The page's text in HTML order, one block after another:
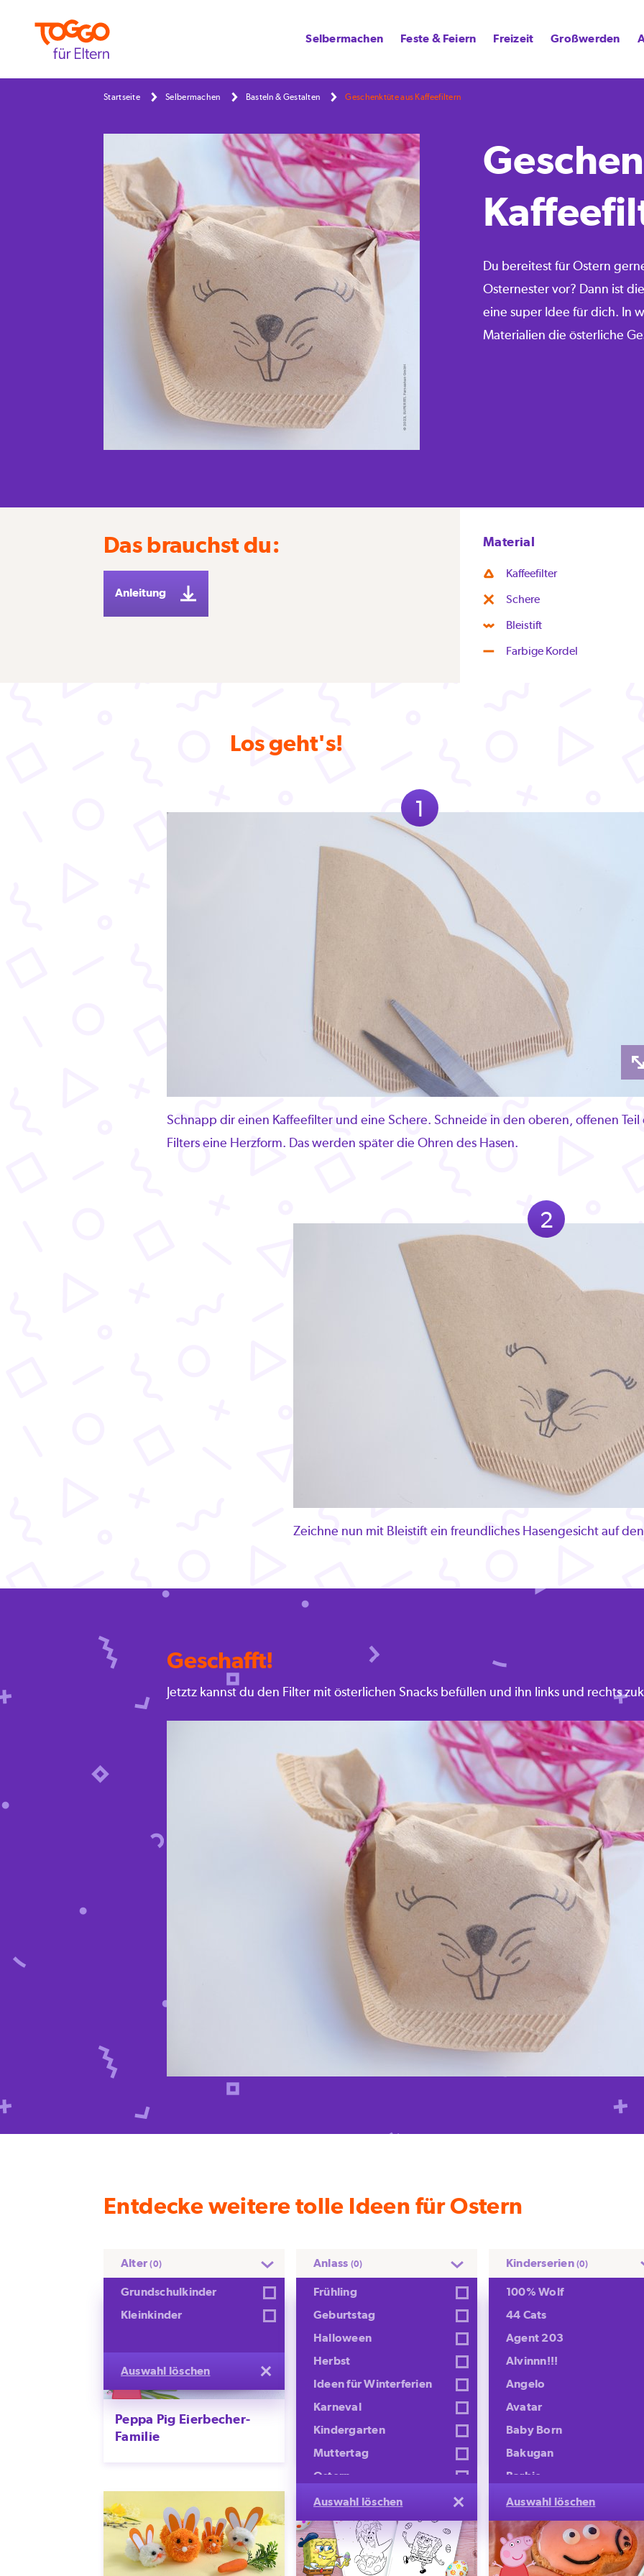
Selbermachen Feste & Feiern Freizeit Großwerden
Startseite Selbermachen Basteln & Gestalten Geschenktüte aus Kaffeefiltern
Du bereitest für Ostern
Osternester vor? Dann ist
eine super Idee für dich. In
Materialien die österliche
Material
Kaffeefilter
Schere
Bleistift
Farbige Kordel
Das brauchst du:
Anleitung
Los geht's!
1
Schnapp dir einen Kaffeefilter und eine Schere. Schneide in den oberen, offenen Teil
Filters eine Herzform. Das werden später die Ohren des Hasen.
2
Zeichne nun mit Bleistift ein freundliches Hasengesicht auf
Geschafft!
Jetztz kannst du den Filter mit österlichen Snacks befüllen und ihn links und rechts
Entdecke weitere tolle Ideen für Ostern
Alter(0)
Grundschulkinder
Kleinkinder
Auswahl löschen
Anlass (0)
Frühling
Geburtstag
Halloween
Herbst
Ideen für Winterferien
Karneval
Kindergarten
Muttertag
Ostern
Sankt Martin
Schule
Silvester
Sommer
Auswahl löschen
Kinderserien (0)
100% Wolf
44 Cats
Agent 203
Alvinnn!!!
Angelo
Avatar
Baby Born
Bakugan
Barbie
Batwheels
Benjamin Blümchen
Beyblade
Billy
Auswahl löschen
Peppa Pig Eierbecher-
Familie
PAW Patrol Osterkorb mit
Keksen
Überraschung